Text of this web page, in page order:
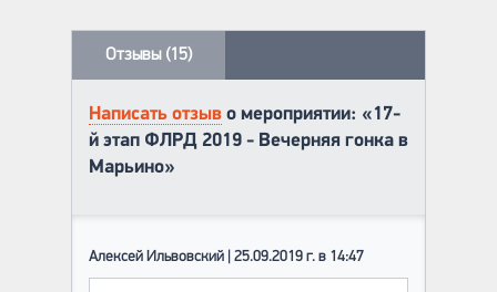
Отзывы (15)
Написать отзыв о мероприятии: «17-
й этап ФЛРД 2019 - Вечерняя гонка в
Марьино»
Алексей Ильвовский | 25.09.2019 г. в 14:47